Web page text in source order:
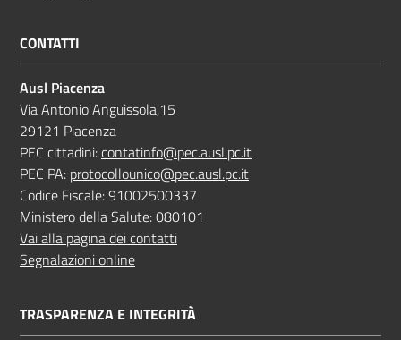
CONTATTI
Ausl Piacenza
Via Antonio Anguissola,15
29121 Piacenza
PEC cittadini:contatinfo@pec.ausl.pc.it
PEC PA: protocollounico@pec.ausl.pc.it
Codice Fiscale: 91002500337
Ministero della Salute: 080101
Vai alla pagina dei contatti
Segnalazioni online
TRASPARENZA E INTEGRITÀ